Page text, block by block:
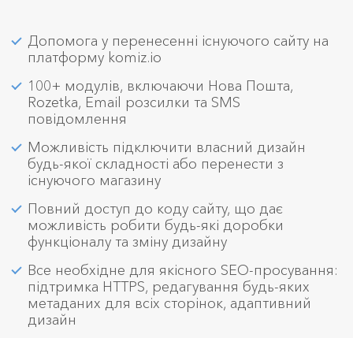
Допомога у перенесенні існуючого сайту на
платформу komiz.io
100+ модулів, включаючи Нова Пошта,
Rozetka, Email розсилки та SMS
повідомлення
Можливість підключити власний дизайн
будь-якої складності або перенести з
існуючого магазину
Повний доступ до коду сайту, що дає
можливість робити будь-які доробки
функціоналу та зміну дизайну
Все необхідне для якісного SEO-просування:
підтримка HTTPS, редагування будь-яких
метаданих для всіх сторінок, адаптивний
дизайн